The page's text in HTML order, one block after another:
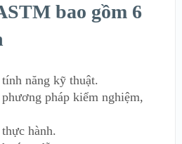
bao gồm 6
năng kỹ thuật.
pháp kiểm nghiệm,
hành.